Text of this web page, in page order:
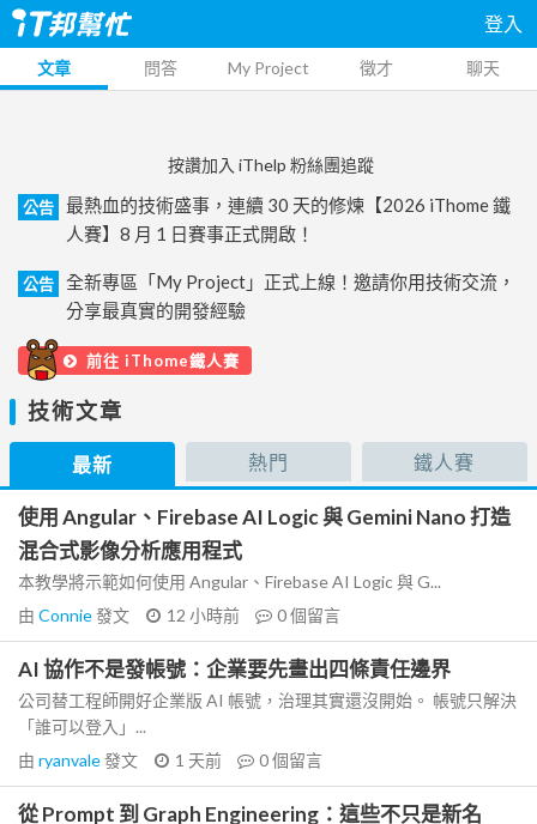
登入
文章 問答 My Project 徵才 聊天
按讚加入 iThelp 粉絲團追蹤
公告
最熱血的技術盛事，連續 30 天的修煉【2026 iThome 鐵
人賽】8 月 1 日賽事正式開啟！
公告
全新專區「My Project」正式上線！邀請你用技術交流，
分享最真實的開發經驗
前往 iThome鐵人賽
技術文章
最新 熱門 鐵人賽
使用 Angular、Firebase AI Logic 與 Gemini Nano 打造
混合式影像分析應用程式
本教學將示範如何使用 Angular、Firebase AI Logic 與 G...
由 Connie發文 12 小時前 0個留言
AI 協作不是發帳號：企業要先畫出四條責任邊界
公司替工程師開好企業版 AI 帳號，治理其實還沒開始。 帳號只解決
「誰可以登入」...
由 ryanvale發文 1 天前 0個留言
從 Prompt 到 Graph Engineering：這些不只是新名